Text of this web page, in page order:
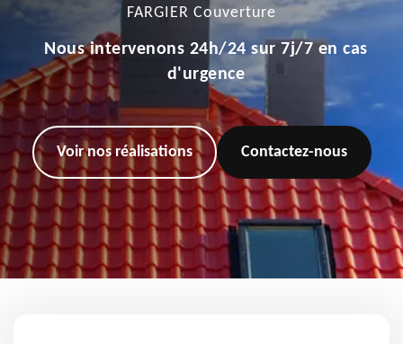
FARGIER Couverture
Nous intervenons 24h/24 sur 7j/7 en cas
d'urgence
Voir nos réalisations Contactez-nous